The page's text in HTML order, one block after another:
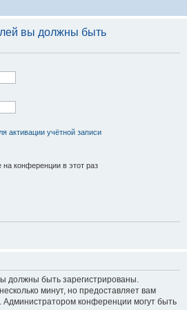
вы должны быть
активации учётной записи
конференции в этот раз
должны быть зарегистрированы.
минут, но предоставляет вам
конференции могут быть